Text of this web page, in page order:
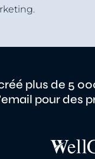
plus de 5
pour des